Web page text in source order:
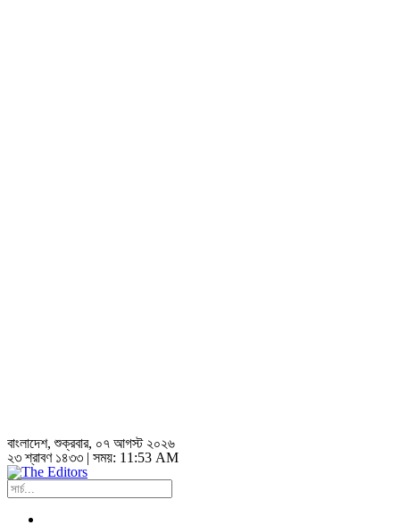
বাংলাদেশ, শুক্রবার, ০৭ আগস্ট ২০২৬
২৩ শ্রাবণ ১৪৩৩ | সময়: 11:53 AM